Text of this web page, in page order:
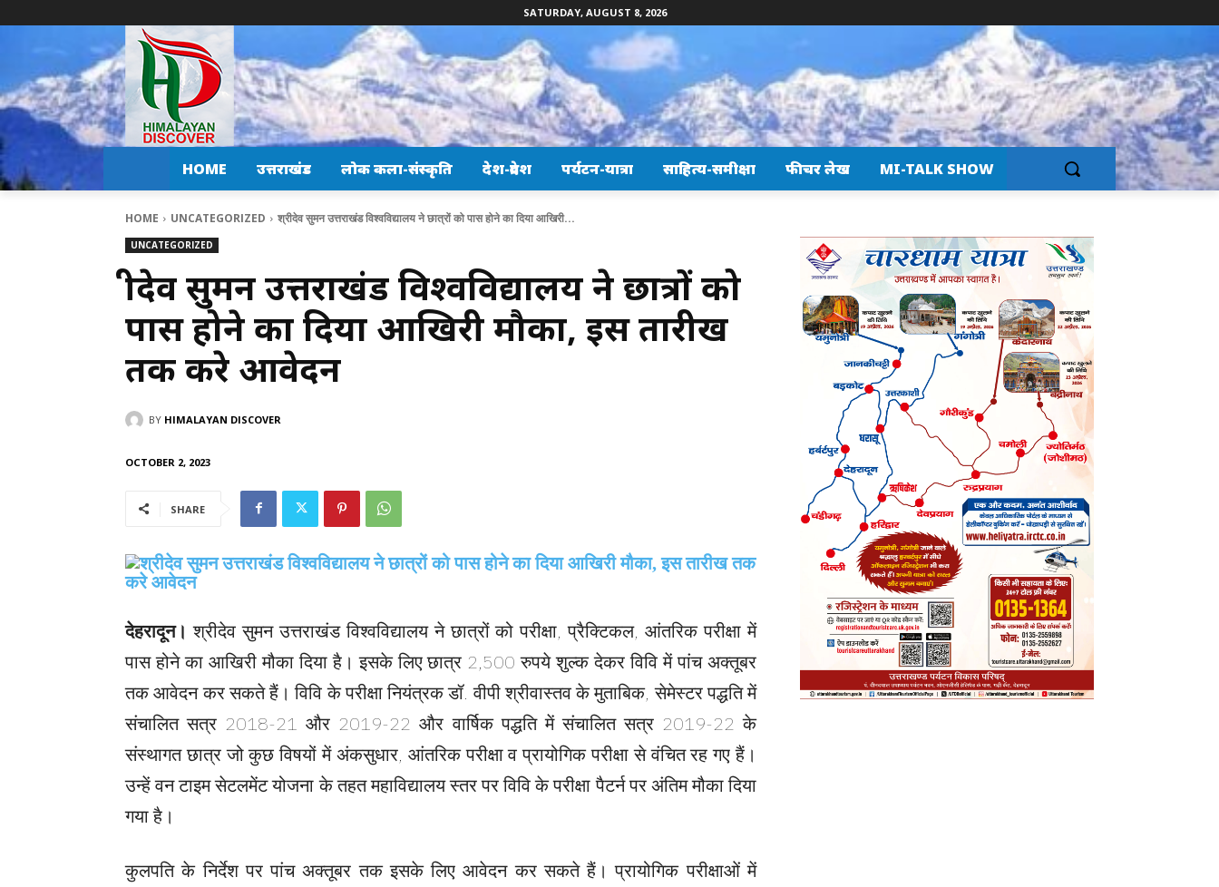
SATURDAY, AUGUST 8, 2026
HOME उत्तराखंड लोक कला-संस्कृति देश-प्रदेश पर्यटन-यात्रा साहित्य-समीक्षा फीचर लेख MI-TALK SHOW
HOME UNCATEGORIZED श्रीदेव सुमन उत्तराखंड विश्वविद्यालय ने छात्रों को पास होने का दिया आखिरी...
UNCATEGORIZED
श्रीदेव सुमन उत्तराखंड विश्वविद्यालय ने छात्रों को
पास होने का दिया आखिरी मौका, इस तारीख
तक करे आवेदन
BY HIMALAYAN DISCOVER
OCTOBER 2, 2023
SHARE
देहरादून। श्रीदेव सुमन उत्तराखंड विश्वविद्यालय ने छात्रों को परीक्षा, प्रैक्टिकल, आंतरिक परीक्षा में
पास होने का आखिरी मौका दिया है। इसके लिए छात्र 2,500 रुपये शुल्क देकर विवि में पांच अक्तूबर
तक आवेदन कर सकते हैं। विवि के परीक्षा नियंत्रक डॉ. वीपी श्रीवास्तव के मुताबिक, सेमेस्टर पद्धति में
संचालित सत्र 2018-21 और 2019-22 और वार्षिक पद्धति में संचालित सत्र 2019-22 के
संस्थागत छात्र जो कुछ विषयों में अंकसुधार, आंतरिक परीक्षा व प्रायोगिक परीक्षा से वंचित रह गए हैं।
उन्हें वन टाइम सेटलमेंट योजना के तहत महाविद्यालय स्तर पर विवि के परीक्षा पैटर्न पर अंतिम मौका दिया
गया है।
कुलपति के निर्देश पर पांच अक्तूबर तक इसके लिए आवेदन कर सकते हैं। प्रायोगिक परीक्षाओं में